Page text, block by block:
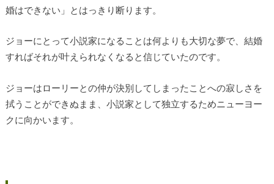
婚はできない」とはっきり断ります。
ジョーにとって小説家になることは何よりも大切な夢で、結婚
すればそれが叶えられなくなると信じていたのです。
ジョーはローリーとの仲が決別してしまったことへの寂しさを
拭うことができぬまま、小説家として独立するためニューヨー
クに向かいます。